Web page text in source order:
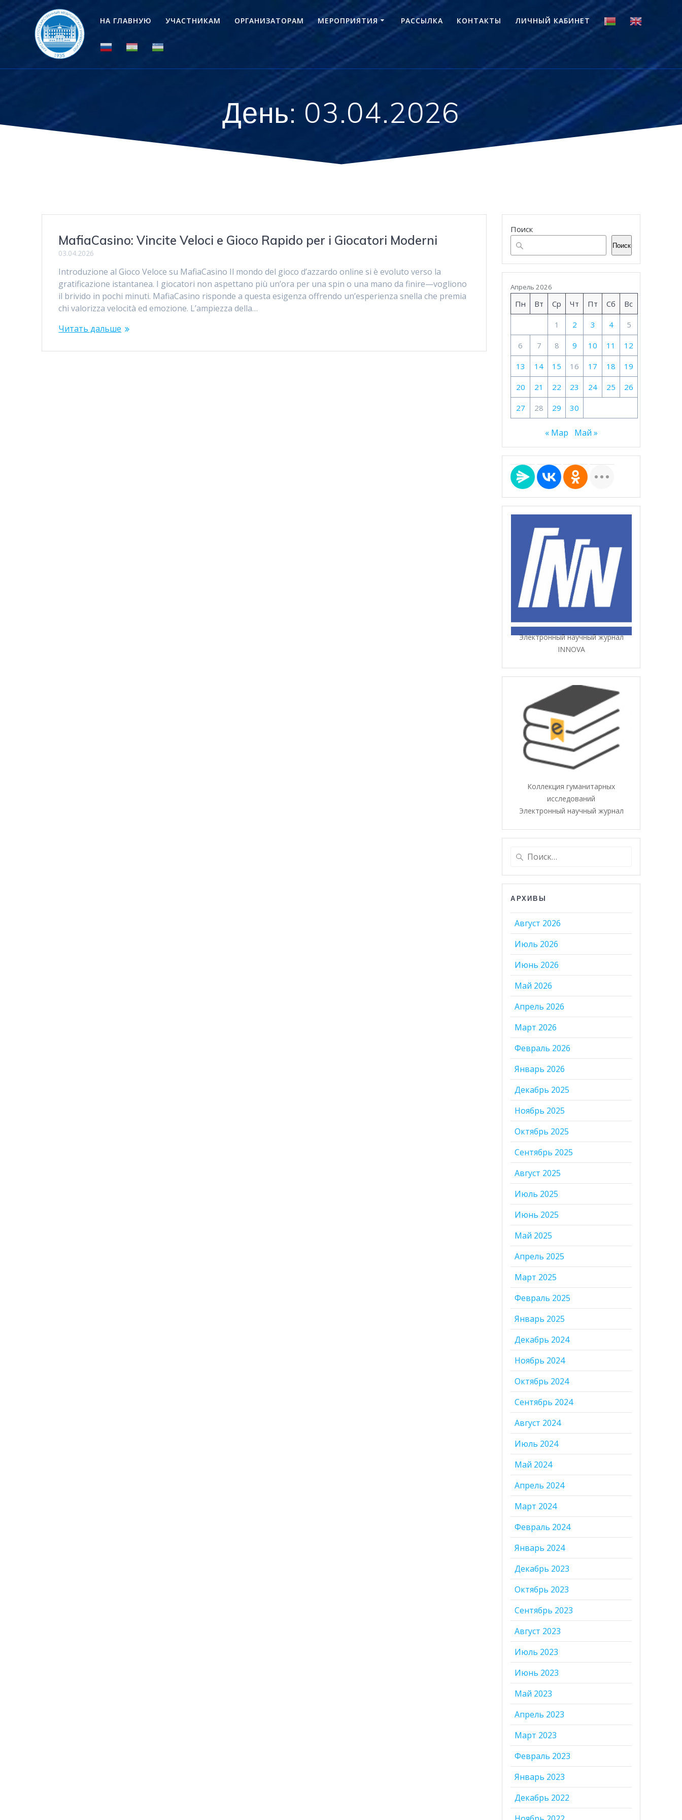
контенту
НА ГЛАВНУЮ УЧАСТНИКАМ ОРГАНИЗАТОРАМ МЕРОПРИЯТИЯ РАССЫЛКА КОНТАКТЫ ЛИЧНЫЙ КАБИНЕТ
День: 03.04.2026
MafiaCasino: Vincite Veloci e Gioco Rapido per i Giocatori Moderni
03.04.2026
Introduzione al Gioco Veloce su MafiaCasino Il mondo del gioco d’azzardo online si è evoluto verso la
gratificazione istantanea. I giocatori non aspettano più un’ora per una spin o una mano da finire—vogliono
il brivido in pochi minuti. MafiaCasino risponde a questa esigenza offrendo un’esperienza snella che premia
chi valorizza velocità ed emozione. L’ampiezza della…
Читать дальше
Поиск
Поиск
Апрель 2026
Пн Вт Ср Чт Пт Сб Вс
1 2 3 4 5
6 7 8 9 10 11 12
13 14 15 16 17 18 19
20 21 22 23 24 25 26
27 28 29 30
« Мар Май »
Электронный научный журнал
INNOVA
Коллекция гуманитарных
исследований
Электронный научный журнал
Найти:
АРХИВЫ
Август 2026
Июль 2026
Июнь 2026
Май 2026
Апрель 2026
Март 2026
Февраль 2026
Январь 2026
Декабрь 2025
Ноябрь 2025
Октябрь 2025
Сентябрь 2025
Август 2025
Июль 2025
Июнь 2025
Май 2025
Апрель 2025
Март 2025
Февраль 2025
Январь 2025
Декабрь 2024
Ноябрь 2024
Октябрь 2024
Сентябрь 2024
Август 2024
Июль 2024
Май 2024
Апрель 2024
Март 2024
Февраль 2024
Январь 2024
Декабрь 2023
Октябрь 2023
Сентябрь 2023
Август 2023
Июль 2023
Июнь 2023
Май 2023
Апрель 2023
Март 2023
Февраль 2023
Январь 2023
Декабрь 2022